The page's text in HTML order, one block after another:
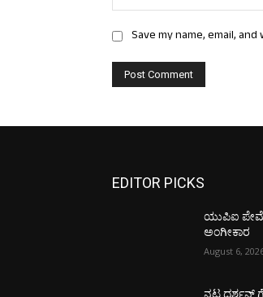
Save my name, email,
EDITOR PICKS
ಯುಪಿಐ
ಅಂಗೀಕಾರ
August 6,
ನಟ ದರ್ಶನ್ ಗೆ